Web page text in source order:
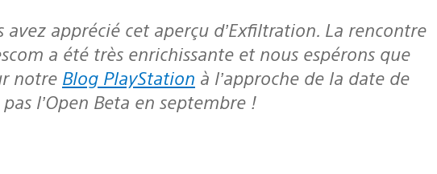
a été très enrichissante et nous espérons que
notre Blog PlayStation à l’approche de la date de
l’Open Beta en septembre !